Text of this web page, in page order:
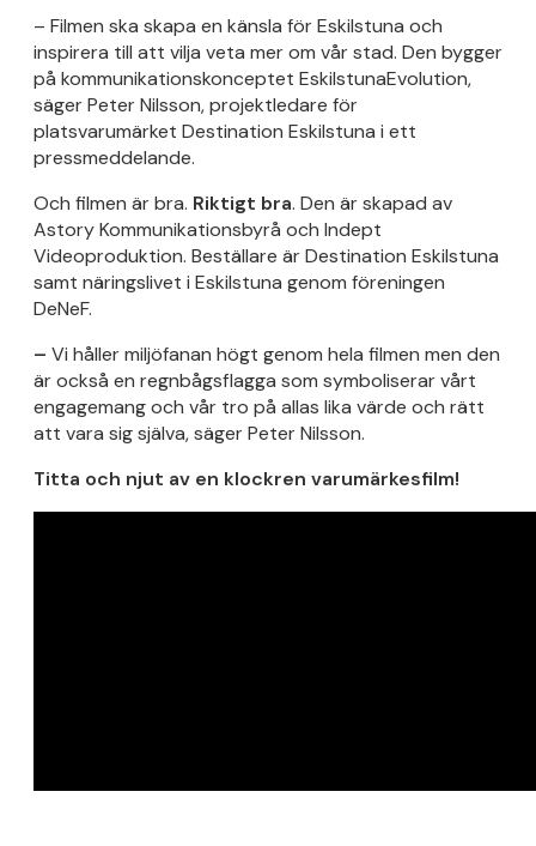
– Filmen ska skapa en känsla för Eskilstuna och
inspirera till att vilja veta mer om vår stad. Den bygger
på kommunikationskonceptet EskilstunaEvolution,
säger Peter Nilsson, projektledare för
platsvarumärket Destination Eskilstuna i ett
pressmeddelande.
Och filmen är bra. Riktigt bra. Den är skapad av
Astory Kommunikationsbyrå och Indept
Videoproduktion. Beställare är Destination Eskilstuna
samt näringslivet i Eskilstuna genom föreningen
DeNeF.
– Vi håller miljöfanan högt genom hela filmen men den
är också en regnbågsflagga som symboliserar vårt
engagemang och vår tro på allas lika värde och rätt
att vara sig själva, säger Peter Nilsson.
Titta och njut av en klockren varumärkesfilm!